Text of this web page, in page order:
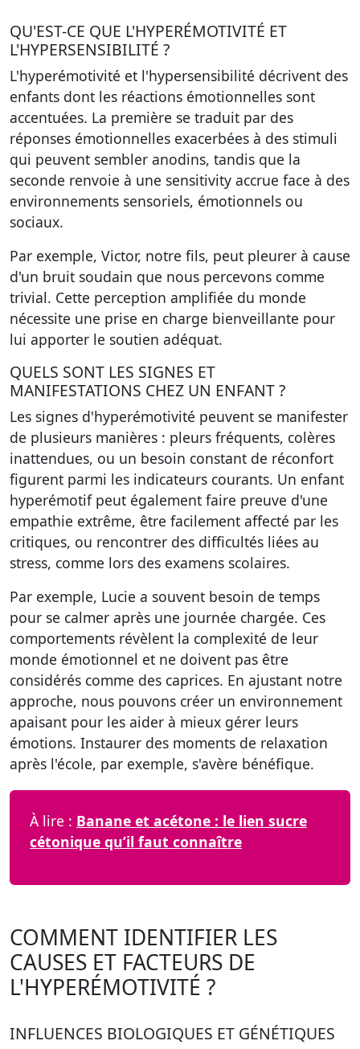
QU'EST-CE QUE L'HYPERÉMOTIVITÉ ET
L'HYPERSENSIBILITÉ ?
L'hyperémotivité et l'hypersensibilité décrivent des
enfants dont les réactions émotionnelles sont
accentuées. La première se traduit par des
réponses émotionnelles exacerbées à des stimuli
qui peuvent sembler anodins, tandis que la
seconde renvoie à une sensitivity accrue face à des
environnements sensoriels, émotionnels ou
sociaux.
Par exemple, Victor, notre fils, peut pleurer à cause
d'un bruit soudain que nous percevons comme
trivial. Cette perception amplifiée du monde
nécessite une prise en charge bienveillante pour
lui apporter le soutien adéquat.
QUELS SONT LES SIGNES ET
MANIFESTATIONS CHEZ UN ENFANT ?
Les signes d'hyperémotivité peuvent se manifester
de plusieurs manières : pleurs fréquents, colères
inattendues, ou un besoin constant de réconfort
figurent parmi les indicateurs courants. Un enfant
hyperémotif peut également faire preuve d'une
empathie extrême, être facilement affecté par les
critiques, ou rencontrer des difficultés liées au
stress, comme lors des examens scolaires.
Par exemple, Lucie a souvent besoin de temps
pour se calmer après une journée chargée. Ces
comportements révèlent la complexité de leur
monde émotionnel et ne doivent pas être
considérés comme des caprices. En ajustant notre
approche, nous pouvons créer un environnement
apaisant pour les aider à mieux gérer leurs
émotions. Instaurer des moments de relaxation
après l'école, par exemple, s'avère bénéfique.
À lire : Banane et acétone : le lien sucre
cétonique qu’il faut connaître
COMMENT IDENTIFIER LES
CAUSES ET FACTEURS DE
L'HYPERÉMOTIVITÉ ?
INFLUENCES BIOLOGIQUES ET GÉNÉTIQUES